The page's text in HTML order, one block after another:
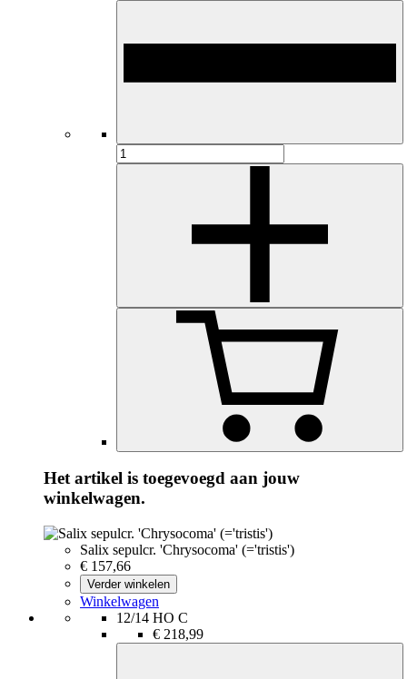
Het artikel is toegevoegd aan jouw
winkelwagen.
Salix sepulcr. 'Chrysocoma' (='tristis')
€ 157,66
Verder winkelen
Winkelwagen
12/14 HO C
€ 218,99